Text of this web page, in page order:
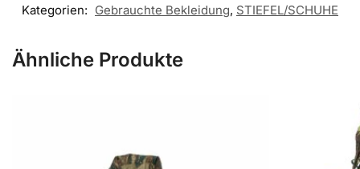
Kategorien: Gebrauchte Bekleidung, STIEFEL/SCHUHE
Ähnliche Produkte